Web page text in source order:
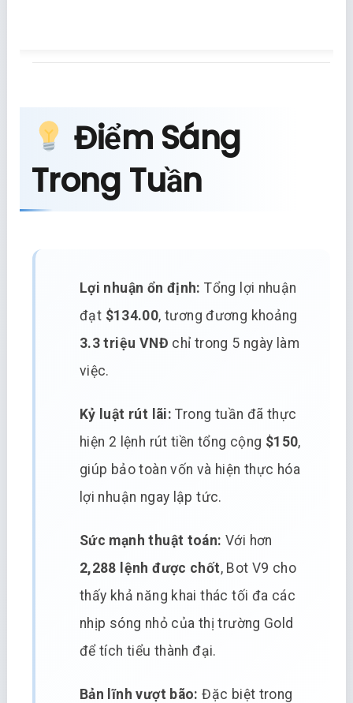
Điểm Sáng
Trong Tuần
Lợi nhuận ổn định: Tổng lợi nhuận
đạt $134.00, tương đương khoảng
3.3 triệu VNĐ chỉ trong 5 ngày làm
việc.
Kỷ luật rút lãi: Trong tuần đã thực
hiện 2 lệnh rút tiền tổng cộng $150,
giúp bảo toàn vốn và hiện thực hóa
lợi nhuận ngay lập tức.
Sức mạnh thuật toán: Với hơn
2,288 lệnh được chốt, Bot V9 cho
thấy khả năng khai thác tối đa các
nhịp sóng nhỏ của thị trường Gold
để tích tiểu thành đại.
Bản lĩnh vượt bão: Đặc biệt trong